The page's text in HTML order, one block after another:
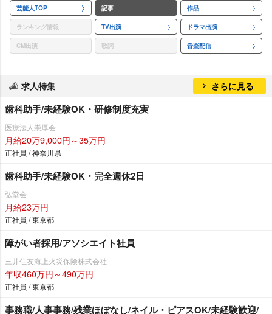
芸能人TOP 記事 作品
ランキング情報 TV出演 ドラマ出演
CM出演 歌詞 音楽配信
求人特集 さらに見る
歯科助手/未経験OK・研修制度充実
医療法人崇厚会
月給20万9,000円～35万円
正社員 / 神奈川県
歯科助手/未経験OK・完全週休2日
弘堂会
月給23万円
正社員 / 東京都
障がい者採用/アソシエイト社員
三井住友海上火災保険株式会社
年収460万円～490万円
正社員 / 東京都
事務職/人事事務/残業ほぼなし/ネイル・ピアスOK/未経験歓迎/